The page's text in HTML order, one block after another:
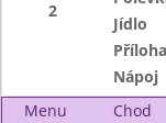
2
Jídlo
Příloha
Nápoj
Menu
Chod